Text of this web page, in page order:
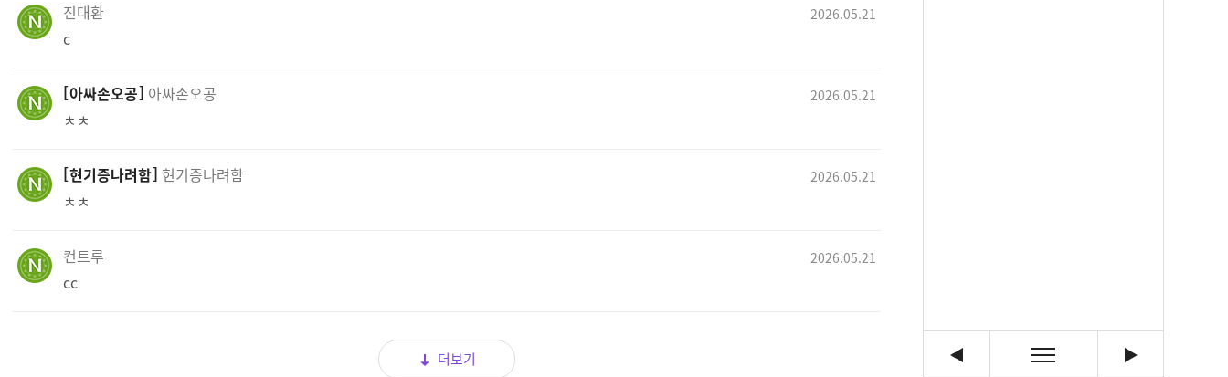
진대환 2026.05.21
c
아싸손오공 아싸손오공 2026.05.21
ㅊㅊ
현기증나려함 현기증나려함 2026.05.21
ㅊㅊ
컨트루 2026.05.21
cc
더보기